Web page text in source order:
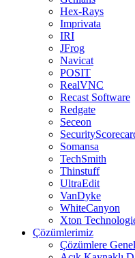
Hex-Rays
Imprivata
IRI
JFrog
Navicat
POSIT
RealVNC
Recast Software
Redgate
Seceon
Somansa
TechSmith
Thinstuff
UltraEdit
VanDyke
WhiteCanyon
Xton
Çözümlerimiz
Çözümlere